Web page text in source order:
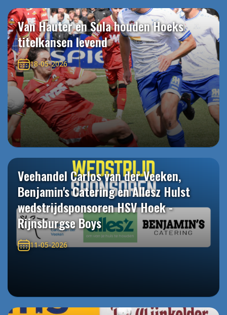
Van Hauter en Sula houden Hoeks
titelkansen levend
18-05-2026
Veehandel Carlos van der Veeken,
Benjamin's Catering en Allesz Hulst
wedstrijdsponsoren HSV Hoek -
Rijnsburgse Boys
11-05-2026